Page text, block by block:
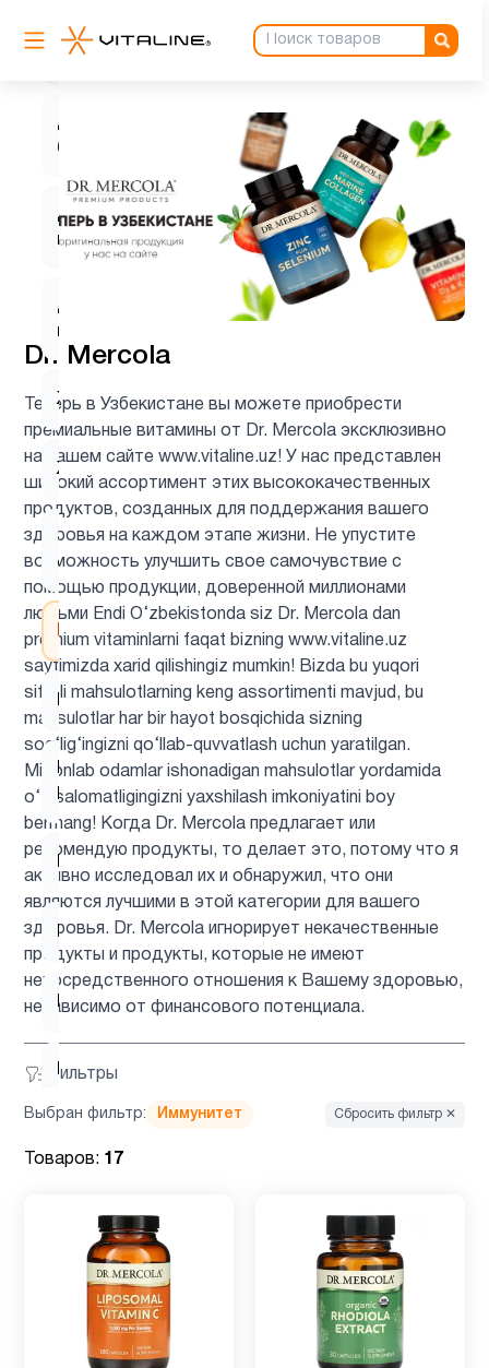
Dr. Mercola
Теперь в Узбекистане вы можете приобрести
премиальные витамины от Dr. Mercola эксклюзивно
на нашем сайте www.vitaline.uz! У нас представлен
широкий ассортимент этих высококачественных
продуктов, созданных для поддержания вашего
здоровья на каждом этапе жизни. Не упустите
возможность улучшить свое самочувствие с
помощью продукции, доверенной миллионами
людьми Endi O‘zbekistonda siz Dr. Mercola dan
premium vitaminlarni faqat bizning www.vitaline.uz
saytimizda xarid qilishingiz mumkin! Bizda bu yuqori
sifatli mahsulotlarning keng assortimenti mavjud, bu
mahsulotlar har bir hayot bosqichida sizning
sog‘lig‘ingizni qo‘llab-quvvatlash uchun yaratilgan.
Millionlab odamlar ishonadigan mahsulotlar yordamida
o‘z salomatligingizni yaxshilash imkoniyatini boy
bermang! Когда Dr. Mercola предлагает или
рекомендую продукты, то делает это, потому что я
активно исследовал их и обнаружил, что они
являются лучшими в этой категории для вашего
здоровья. Dr. Mercola игнорирует некачественные
продукты и продукты, которые не имеют
непосредственного отношения к Вашему здоровью,
независимо от финансового потенциала.
Фильтры
Деятельность
мозга
1
Для
беременных
Для
подростков
1
Для
похудения
Железо 1
Женщинам
Здоровый
сон
Иммунитет 17
Кальции 9
Келп
Йод
1
Клетчатка 1
Кожа 10
Коллагены 7
Коэнзим
(CoQ10)
Куркума
куркумин
2
Выбран фильтр: Иммунитет Сбросить фильтр ✕
Товаров: 17